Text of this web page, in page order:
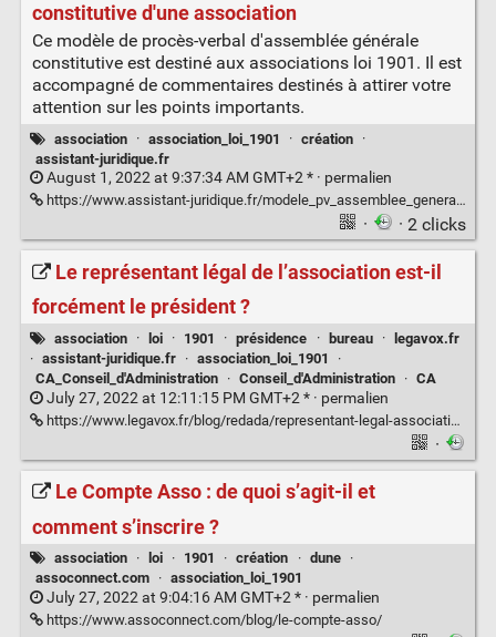
constitutive d'une association
Ce modèle de procès-verbal d'assemblée générale
constitutive est destiné aux associations loi 1901. Il est
accompagné de commentaires destinés à attirer votre
attention sur les points importants.
association · association_loi_1901 · création ·
assistant-juridique.fr
August 1, 2022 at 9:37:34 AM GMT+2 * · permalien
https://www.assistant-juridique.fr/modele_pv_assemblee_generale_constitutive.jsp
· · 2 clicks
Le représentant légal de l’association est-il
forcément le président ?
association · loi · 1901 · présidence · bureau · legavox.fr
· assistant-juridique.fr · association_loi_1901
·
CA_Conseil_d'Administration
· Conseil_d'Administration · CA
July 27, 2022 at 12:11:15 PM GMT+2 * · permalien
https://www.legavox.fr/blog/redada/representant-legal-association-forcement-president-28046.htm
·
Le Compte Asso : de quoi s’agit-il et
comment s’inscrire ?
association · loi · 1901 · création · dune
·
assoconnect.com
· association_loi_1901
July 27, 2022 at 9:04:16 AM GMT+2 * · permalien
https://www.assoconnect.com/blog/le-compte-asso/